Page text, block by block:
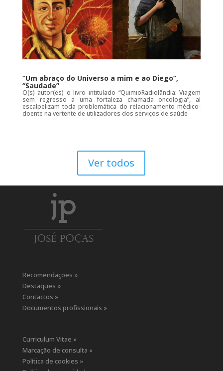
“Um abraço do Universo a mim e ao Diego”,
“Saudade”
O(s) autor(es) o livro intitulado “QuimioRadiolândia: Viagem
sem regresso a uma fortaleza chamada oncologia”, aí
escalpelizam toda problemática do relacionamento médico-
doente na vertente de utilizadores dos serviços de saúde
Ver todos
Recomendações »
Destaques »
Contactos »
Documentos profissionais »
Curriculum Vitae »
Marcação de consulta »
Política de cookies »